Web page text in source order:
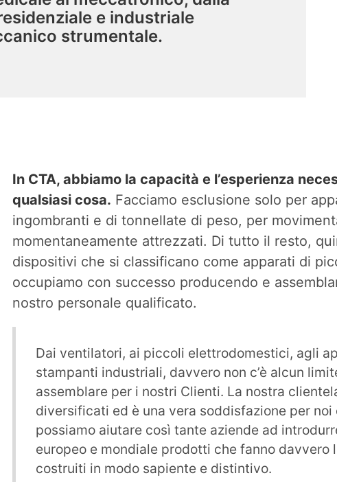
e industriale
strumentale.
In CTA, abbiamo la capacità e l’esperienza
qualsiasi cosa. Facciamo esclusione solo per
ingombranti e di tonnellate di peso, per
momentaneamente attrezzati. Di tutto il resto,
dispositivi che si classificano come apparati di
occupiamo con successo producendo e
nostro personale qualificato.
Dai ventilatori, ai piccoli elettrodomestici, agli
stampanti industriali, davvero non c’è alcun
assemblare per i nostri Clienti. La nostra
diversificati ed è una vera soddisfazione per noi
possiamo aiutare così tante aziende ad
europeo e mondiale prodotti che fanno davvero
costruiti in modo sapiente e distintivo.